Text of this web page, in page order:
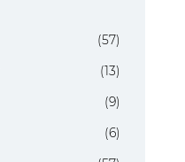
(57)
(13)
(9)
(6)